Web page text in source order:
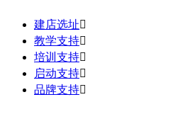
建店选址
教学支持
培训支持
启动支持
品牌支持